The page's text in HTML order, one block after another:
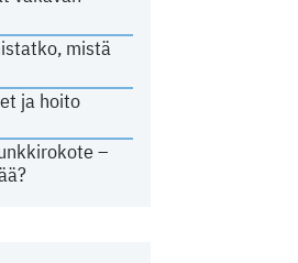
mistä
ja hoito
–